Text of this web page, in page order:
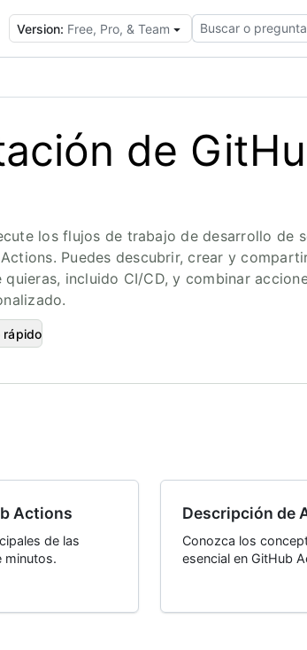
Version: Free, Pro, & Team Buscar o
de
los flujos de trabajo de desarrollo de
Puedes descubrir, crear y
incluido CI/CD, y combinar
rápido
Actions
de las
minutos.
Descripción de
Conozca los
esencial en GitHub